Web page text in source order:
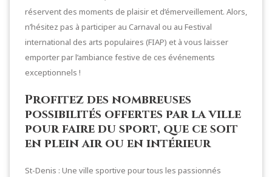
réservent des moments de plaisir et d’émerveillement. Alors,
n’hésitez pas à participer au Carnaval ou au Festival
international des arts populaires (FIAP) et à vous laisser
emporter par l’ambiance festive de ces événements
exceptionnels !
Profitez des nombreuses
possibilités offertes par la ville
pour faire du sport, que ce soit
en plein air ou en intérieur
St-Denis : Une ville sportive pour tous les passionnés